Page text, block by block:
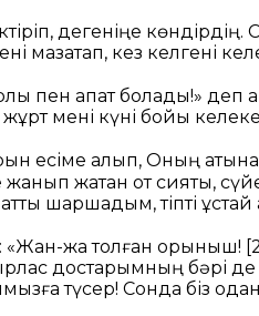
дегеніңе
мазақтап, кез келгені
пен апат болады!» деп
мені күні бойы
есіме алып, Оның
жатқан от сияқты,
шаршадым, тіпті
жақ толған қорқыныш!
достарымның бәрі де
түсер! Сонда біз